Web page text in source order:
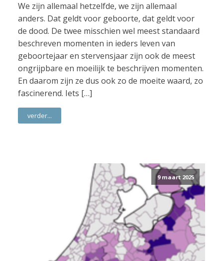
We zijn allemaal hetzelfde, we zijn allemaal
anders. Dat geldt voor geboorte, dat geldt voor
de dood. De twee misschien wel meest standaard
beschreven momenten in ieders leven van
geboortejaar en stervensjaar zijn ook de meest
ongrijpbare en moeilijk te beschrijven momenten.
En daarom zijn ze dus ook zo de moeite waard, zo
fascinerend. Iets […]
verder...
9 maart 2025